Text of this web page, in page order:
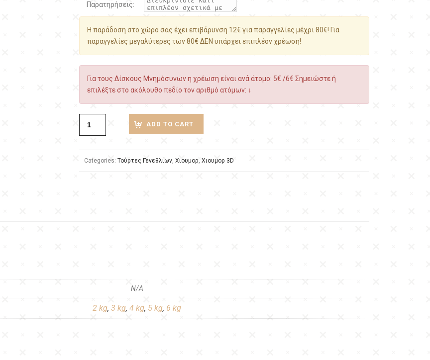
Παρατηρήσεις:
Η παράδοση στο χώρο σας έχει επιβάρυνση 12€ για παραγγελίες μέχρι 80€! Για
παραγγελίες μεγαλύτερες των 80€ ΔΕΝ υπάρχει επιπλέον χρέωση!
Για τους Δίσκους Μνημόσυνων η χρέωση είναι ανά άτομο: 5€ /6€ Σημειώστε ή
επιλέξτε στο ακόλουθο πεδίο τον αριθμό ατόμων: ↓
ADD TO CART
Categories: Τούρτες Γενεθλίων, Χιουμορ, Χιουμορ 3D
N/A
2 kg, 3 kg, 4 kg, 5 kg, 6 kg